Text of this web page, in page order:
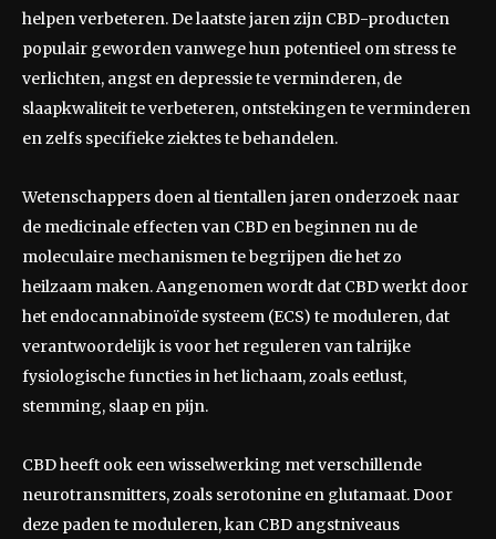
helpen verbeteren. De laatste jaren zijn CBD-producten
populair geworden vanwege hun potentieel om stress te
verlichten, angst en depressie te verminderen, de
slaapkwaliteit te verbeteren, ontstekingen te verminderen
en zelfs specifieke ziektes te behandelen.
Wetenschappers doen al tientallen jaren onderzoek naar
de medicinale effecten van CBD en beginnen nu de
moleculaire mechanismen te begrijpen die het zo
heilzaam maken. Aangenomen wordt dat CBD werkt door
het endocannabinoïde systeem (ECS) te moduleren, dat
verantwoordelijk is voor het reguleren van talrijke
fysiologische functies in het lichaam, zoals eetlust,
stemming, slaap en pijn.
CBD heeft ook een wisselwerking met verschillende
neurotransmitters, zoals serotonine en glutamaat. Door
deze paden te moduleren, kan CBD angstniveaus